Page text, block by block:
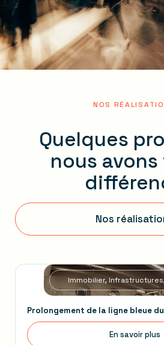
NOS
Quelques
nous
Nos
Immobilier,
Prolongement de la ligne bleue
En savoir plus